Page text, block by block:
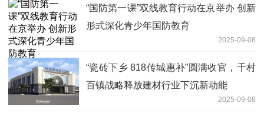
“国防第一课”双线教育行动在京举办 创新
形式深化青少年国防教育
2025-09-08
“瓷砖下乡 818传城惠补”圆满收官，千村
百镇战略释放建材行业下沉新动能
2025-09-08